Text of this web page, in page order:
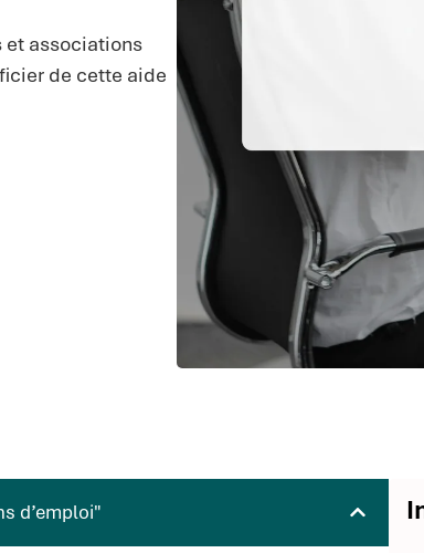
et associations
de cette aide
d’emploi"